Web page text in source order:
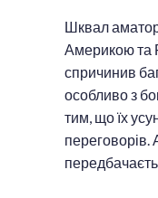
Шквал
Америкою та
спричинив
особливо з
тим, що їх